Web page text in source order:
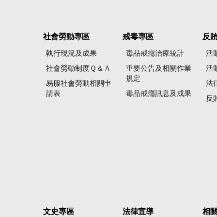
社會勞動專區
執行現況及成果
社會勞動制度Ｑ＆Ａ
易服社會勞動相關申
請表
戒毒專區
毒品戒癮治療統計
重要公告及相關作業
規定
毒品戒癮訊息及成果
反
活
活
法
反
文史專區 法律宣導 相